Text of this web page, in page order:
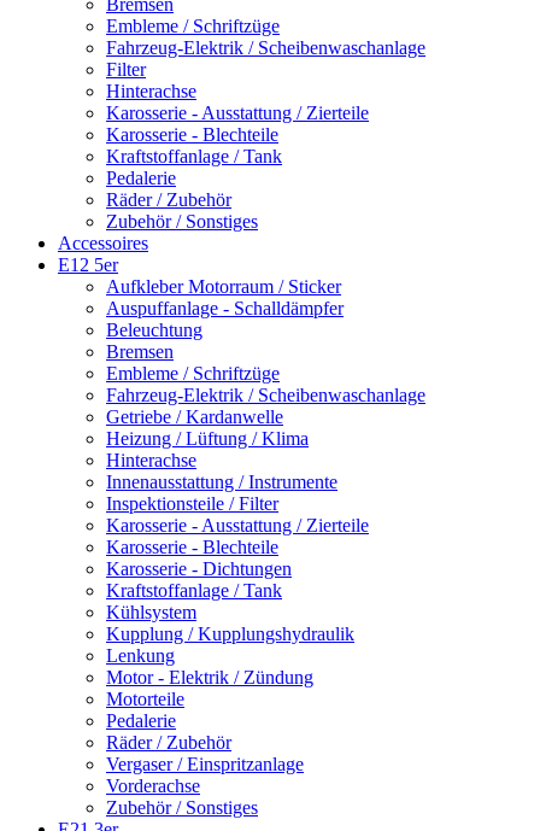
Bremsen
Embleme / Schriftzüge
Fahrzeug-Elektrik / Scheibenwaschanlage
Filter
Hinterachse
Karosserie - Ausstattung / Zierteile
Karosserie - Blechteile
Kraftstoffanlage / Tank
Pedalerie
Räder / Zubehör
Zubehör / Sonstiges
Accessoires
E12 5er
Aufkleber Motorraum / Sticker
Auspuffanlage - Schalldämpfer
Beleuchtung
Bremsen
Embleme / Schriftzüge
Fahrzeug-Elektrik / Scheibenwaschanlage
Getriebe / Kardanwelle
Heizung / Lüftung / Klima
Hinterachse
Innenausstattung / Instrumente
Inspektionsteile / Filter
Karosserie - Ausstattung / Zierteile
Karosserie - Blechteile
Karosserie - Dichtungen
Kraftstoffanlage / Tank
Kühlsystem
Kupplung / Kupplungshydraulik
Lenkung
Motor - Elektrik / Zündung
Motorteile
Pedalerie
Räder / Zubehör
Vergaser / Einspritzanlage
Vorderachse
Zubehör / Sonstiges